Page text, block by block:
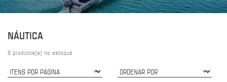
NÁUTICA
6 produtos(s) no estoque